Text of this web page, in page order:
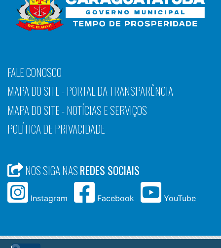
FALE CONOSCO
MAPA DO SITE - PORTAL DA TRANSPARÊNCIA
MAPA DO SITE - NOTÍCIAS E SERVIÇOS
POLÍTICA DE PRIVACIDADE
NOS SIGA NASREDES SOCIAIS
Instagram Facebook YouTube